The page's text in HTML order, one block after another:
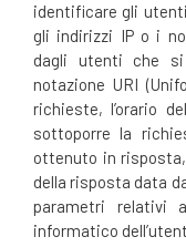
identificare gli
gli indirizzi IP o i
dagli utenti che
notazione URI
richieste, l’orario
sottoporre la
ottenuto in
della risposta data
parametri relativi
informatico